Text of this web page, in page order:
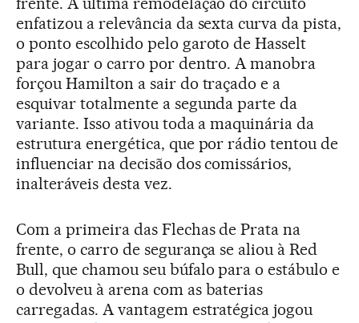
enfatizou a relevância da sexta curva da pista,
o ponto escolhido pelo garoto de Hasselt
para jogar o carro por dentro. A manobra
forçou Hamilton a sair do traçado e a
esquivar totalmente a segunda parte da
variante. Isso ativou toda a maquinária da
estrutura energética, que por rádio tentou de
influenciar na decisão dos comissários,
inalteráveis desta vez.
Com a primeira das Flechas de Prata na
frente, o carro de segurança se aliou à Red
Bull, que chamou seu búfalo para o estábulo e
o devolveu à arena com as baterias
carregadas. A vantagem estratégica jogou